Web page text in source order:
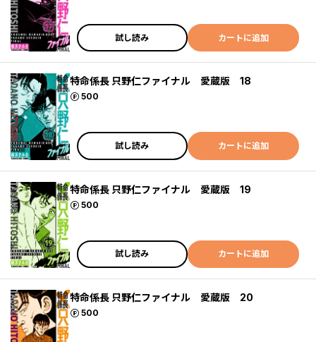
試し読み カートに追加
特命係長 只野仁ファイナル 愛蔵版 18
500
ポイント
試し読み カートに追加
特命係長 只野仁ファイナル 愛蔵版 19
500
ポイント
試し読み カートに追加
特命係長 只野仁ファイナル 愛蔵版 20
500
ポイント